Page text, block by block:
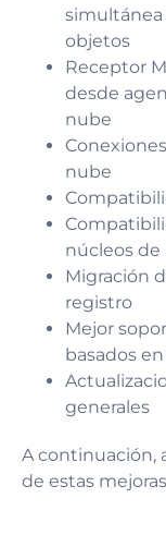
objetos
Receptor
desde
nube
nube
núcleos
Migración
registro
Mejor
basados
generales
A continuación,
de estas